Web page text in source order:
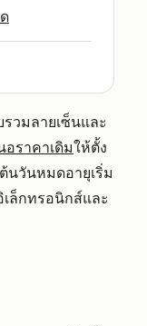
วมลายเซ็นและ
อราคาเดิมให้ตั้ง
นวันหมดอายุเริ่ม
ล็กทรอนิกส์และ